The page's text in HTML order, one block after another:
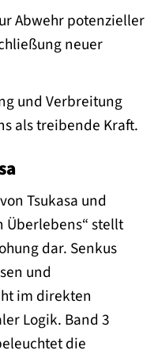
Abwehr potenzieller
neuer
und Verbreitung
als treibende Kraft.
Tsukasa und
Überlebens“ stellt
dar. Senkus
und
im direkten
Logik. Band 3
die